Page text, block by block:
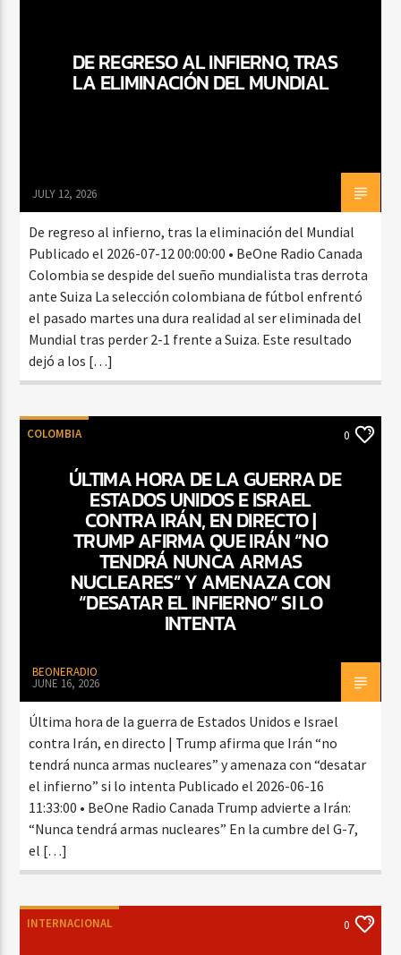
CURRENT SHOWDE REGRESO AL INFIERNO, TRAS
LA ELIMINACIÓN DEL MUNDIAL
JULY 12, 2026
De regreso al infierno, tras la eliminación del Mundial
Publicado el 2026-07-12 00:00:00 • BeOne Radio Canada
Colombia se despide del sueño mundialista tras derrota
ante Suiza La selección colombiana de fútbol enfrentó
el pasado martes una dura realidad al ser eliminada del
Mundial tras perder 2-1 frente a Suiza. Este resultado
dejó a los […]
COLOMBIA 0
ÚLTIMA HORA DE LA GUERRA DE
ESTADOS UNIDOS E ISRAEL
CONTRA IRÁN, EN DIRECTO |
TRUMP AFIRMA QUE IRÁN “NO
TENDRÁ NUNCA ARMAS
NUCLEARES” Y AMENAZA CON
“DESATAR EL INFIERNO” SI LO
INTENTA
BEONERADIO
JUNE 16, 2026
Última hora de la guerra de Estados Unidos e Israel
contra Irán, en directo | Trump afirma que Irán “no
tendrá nunca armas nucleares” y amenaza con “desatar
el infierno” si lo intenta Publicado el 2026-06-16
11:33:00 • BeOne Radio Canada Trump advierte a Irán:
“Nunca tendrá armas nucleares” En la cumbre del G-7,
el […]
INTERNACIONAL 0